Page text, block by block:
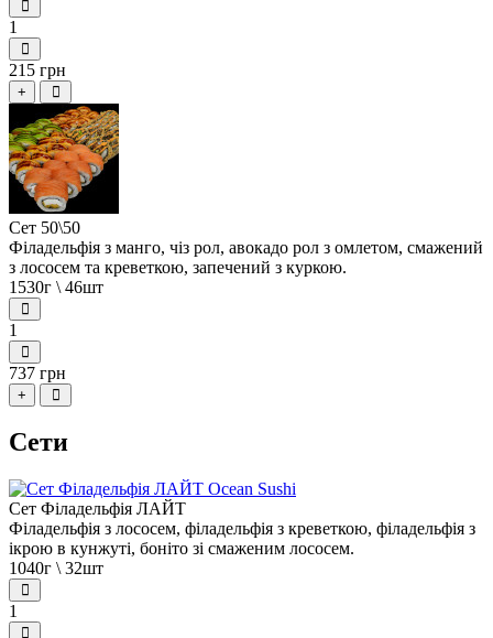
1
215 грн
+
Сет 50\50
Філадельфія з манго, чіз рол, авокадо рол з омлетом, смажений
з лососем та креветкою, запечений з куркою.
1530г \ 46шт
1
737 грн
+
Сети
Сет Філадельфія ЛАЙТ
Філадельфія з лососем, філадельфія з креветкою, філадельфія з
ікрою в кунжуті, боніто зі смаженим лососем.
1040г \ 32шт
1